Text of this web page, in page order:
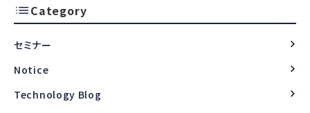
Category
セミナー
Notice
Technology Blog